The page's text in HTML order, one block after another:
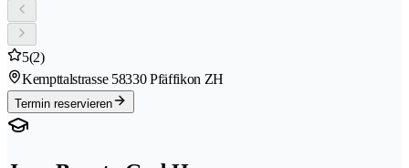
5(2)
Kempttalstrasse 58330 Pfäffikon ZH
Termin reservieren